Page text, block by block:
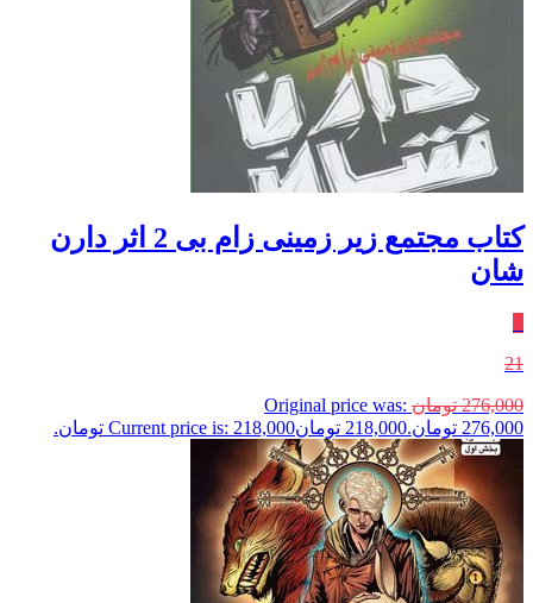
کتاب مجتمع زیر زمینی زام بی 2 اثر دارن
شان
21
276,000 تومان Original price was:
276,000 تومان.
218,000 تومانCurrent price is: 218,000 تومان.